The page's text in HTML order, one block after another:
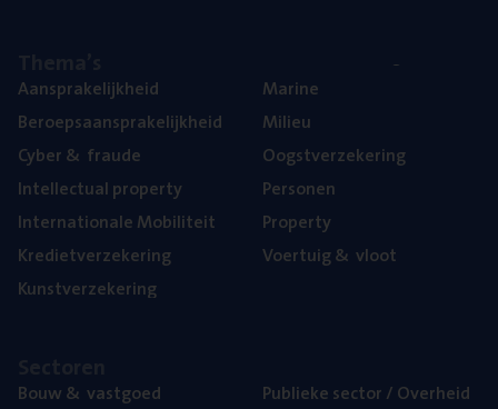
Aan­spra­ke­lijk­heid
Beroeps­aan­spra­ke­lijk­heid
Cyber& fraude
Intel­lec­tu­al property
Inter­na­ti­o­na­le Mobiliteit
Kre­diet­ver­ze­ke­ring
Kunst­ver­ze­ke­ring
Mari­ne
Mili­eu
Oogst­ver­ze­ke­ring
Per­so­nen
Pro­per­ty
Voer­tuig& vloot
Bouw& vastgoed
Publie­ke sec­tor / Overheid